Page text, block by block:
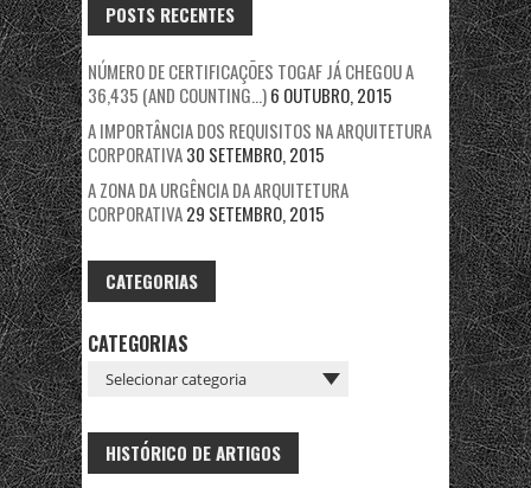
POSTS RECENTES
NÚMERO DE CERTIFICAÇÕES TOGAF JÁ CHEGOU A
36,435 (AND COUNTING…)6 OUTUBRO, 2015
A IMPORTÂNCIA DOS REQUISITOS NA ARQUITETURA
CORPORATIVA30 SETEMBRO, 2015
A ZONA DA URGÊNCIA DA ARQUITETURA
CORPORATIVA29 SETEMBRO, 2015
CATEGORIAS
CATEGORIAS
HISTÓRICO DE ARTIGOS